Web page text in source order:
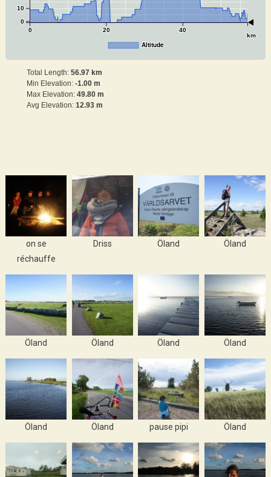
0 20 40
km
0
10
Altitude
Total Length: 56.97 km
Min Elevation: -1.00 m
Max Elevation: 49.80 m
Avg Elevation: 12.93 m
on se
réchauffe
Driss Öland Öland
Öland Öland Öland Öland
Öland Öland pause pipi Öland